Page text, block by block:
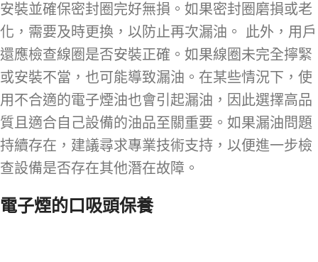
安裝並確保密封圈完好無損。如果密封圈磨損或老
化，需要及時更換，以防止再次漏油。 此外，用戶
還應檢查線圈是否安裝正確。如果線圈未完全擰緊
或安裝不當，也可能導致漏油。在某些情況下，使
用不合適的電子煙油也會引起漏油，因此選擇高品
質且適合自己設備的油品至關重要。如果漏油問題
持續存在，建議尋求專業技術支持，以便進一步檢
查設備是否存在其他潛在故障。
電子煙的口吸頭保養